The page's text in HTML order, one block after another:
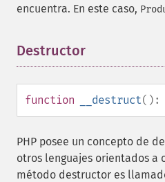
encuentra. En este caso,
Destructor
function __destruct():
PHP posee un concepto de
otros lenguajes orientados a
método destructor es